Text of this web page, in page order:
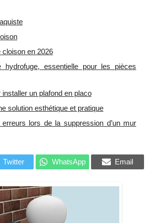
cloison en 2026
hydrofuge, essentielle pour les pièces
un plafond en placo
solution esthétique et pratique
lors de la suppression d’un mur
Twitter WhatsApp Email